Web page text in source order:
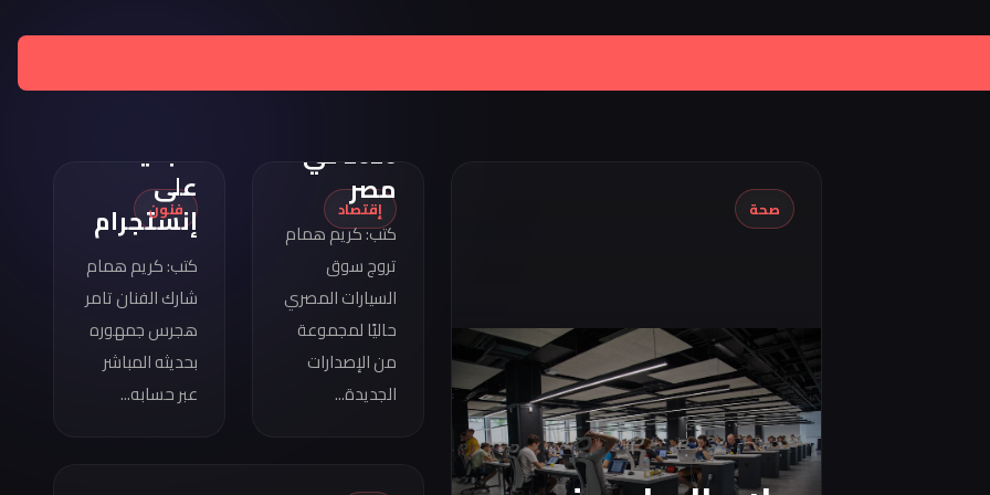
Iran Proposes Oman to
صحة إقتصاد
كوبرا
2026 في
مصر
كتب: كريم همام
تروج سوق
السيارات المصري
حاليًا لمجموعة
من الإصدارات
الجديدة...
فنون
هجرس
يشارك
الجديدة
على
إنستجرام
كتب: كريم همام
شارك الفنان تامر
هجرس جمهوره
بحديثه المباشر
عبر حسابه...